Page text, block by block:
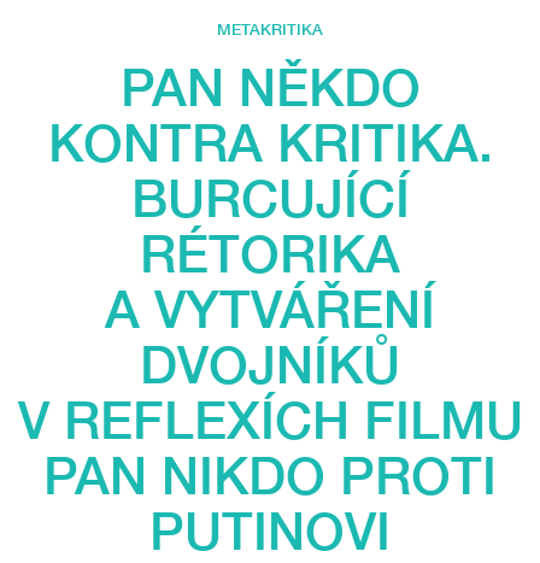
METAKRITIKA
PAN NĚKDO
KONTRA KRITIKA.
BURCUJÍCÍ
RÉTORIKA
A VYTVÁŘENÍ
DVOJNÍKŮ
V REFLEXÍCH FILMU
PAN NIKDO PROTI
PUTINOVI